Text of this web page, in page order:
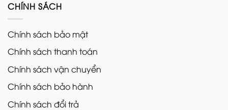
CHÍNH SÁCH
Chính sách bảo mật
Chính sách thanh toán
Chính sách vận chuyển
Chính sách bảo hành
Chính sách đổi trả